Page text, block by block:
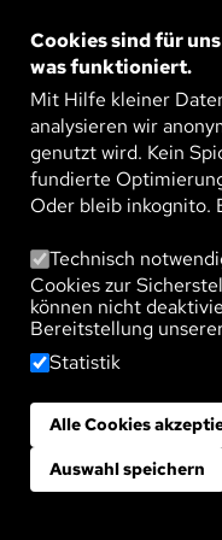
Freundschaft zu
Was gute
für unser
Leben Gesellschaft
DAS
Veröffentlicht am:
In Deutschland
direkt hinter der
oder Religion. Die
erforscht, was gute
sie unsere
Cookies sind für
was funktioniert.
Mit Hilfe kleiner
analysieren wir
genutzt wird. Kein
fundierte
Oder bleib inkognito.
Technisch
Cookies zur
können nicht
Bereitstellung
Statistik
Alle Cookies
Auswahl speichern
Zustimmung